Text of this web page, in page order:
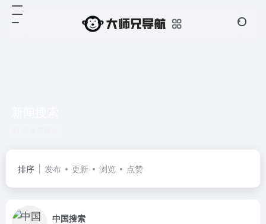
排序 发布 更新 浏览 点赞
中国搜索